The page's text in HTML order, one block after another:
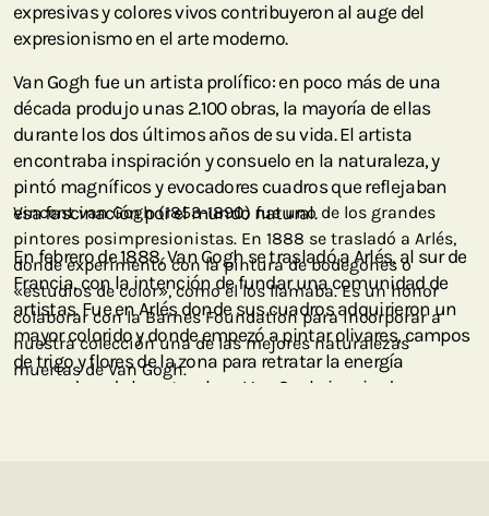
expresivas y colores vivos contribuyeron al auge del
expresionismo en el arte moderno.
Van Gogh fue un artista prolífico: en poco más de una
década produjo unas 2.100 obras, la mayoría de ellas
durante los dos últimos años de su vida. El artista
encontraba inspiración y consuelo en la naturaleza, y
pintó magníficos y evocadores cuadros que reflejaban
esa fascinación por el mundo natural.
En febrero de 1888, Van Gogh se trasladó a Arlés, al sur de
Francia, con la intención de fundar una comunidad de
artistas. Fue en Arlés donde sus cuadros adquirieron un
mayor colorido y donde empezó a pintar olivares, campos
de trigo y flores de la zona para retratar la energía
renovadora de la naturaleza. Van Gogh, inspirado por su
Vincent van Gogh (1853-1890) fue uno de los grandes
pintores posimpresionistas. En 1888 se trasladó a Arlés,
donde experimentó con la pintura de bodegones o
«estudios de color», como él los llamaba. Es un honor
colaborar con la Barnes Foundation para incorporar a
nuestra colección una de las mejores naturalezas
muertas de Van Gogh.